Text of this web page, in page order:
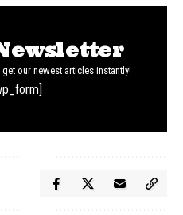
our newest articles instantly!